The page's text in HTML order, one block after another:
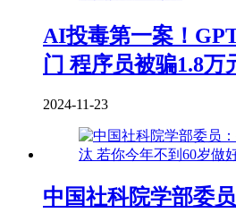
AI投毒第一案！
门 程序员被骗1.8万
2024-11-23
中国社科院学部委